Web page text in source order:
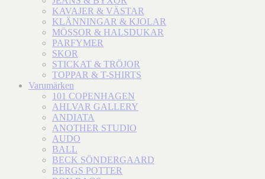
KAVAJER & VÄSTAR
KLÄNNINGAR & KJOLAR
MÖSSOR & HALSDUKAR
PARFYMER
SKOR
STICKAT & TRÖJOR
TOPPAR & T-SHIRTS
Varumärken
101 COPENHAGEN
AHLVAR GALLERY
ANDIATA
ANOTHER STUDIO
AUDO
BALL
BECK SÖNDERGAARD
BERGS POTTER